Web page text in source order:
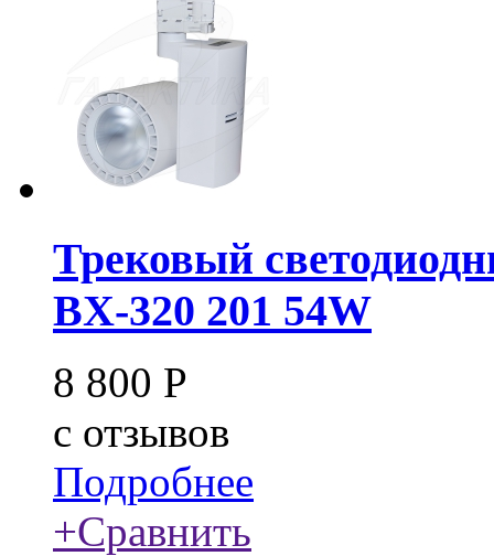
Трековый
BX-320 201 54W
8 800 Р
c отзывов
Подробнее
+Сравнить